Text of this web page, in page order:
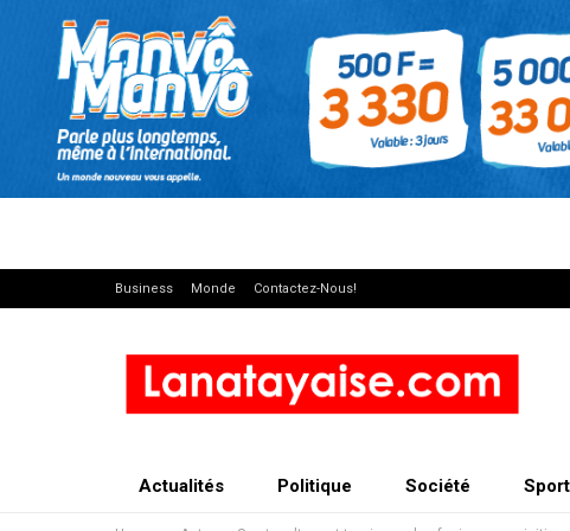
Business Monde Contactez-Nous!
Actualités Politique Société Sport